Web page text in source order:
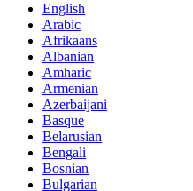
English
Arabic
Afrikaans
Albanian
Amharic
Armenian
Azerbaijani
Basque
Belarusian
Bengali
Bosnian
Bulgarian